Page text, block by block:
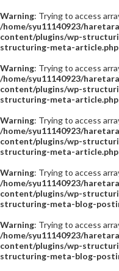
Warning: Trying to access
/home/syu11140923/
content/plugins/wp-
structuring-meta-article.php
Warning: Trying to access
/home/syu11140923/
content/plugins/wp-
structuring-meta-article.php
Warning: Trying to access
/home/syu11140923/
content/plugins/wp-
structuring-meta-article.php
Warning: Trying to access
/home/syu11140923/
content/plugins/wp-
structuring-meta-blog-
Warning: Trying to access
/home/syu11140923/
content/plugins/wp-
structuring-meta-blog-